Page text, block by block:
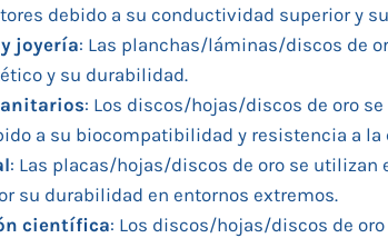
debido a su conductividad superior y
joyería: Las planchas/láminas/discos de
y su durabilidad.
: Los discos/hojas/discos de oro
a su biocompatibilidad y resistencia a la
: Las placas/hojas/discos de oro se
su durabilidad en entornos extremos.
científica: Los discos/hojas/discos de